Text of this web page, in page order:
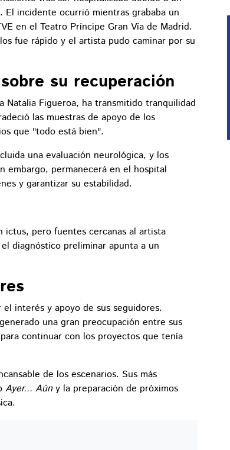
incidente ocurrió mientras grababa un
en el Teatro Príncipe Gran Vía de Madrid.
fue rápido y el artista pudo caminar por su
su recuperación
Natalia Figueroa, ha transmitido tranquilidad
las muestras de apoyo de los
que "todo está bien".
una evaluación neurológica, y los
embargo, permanecerá en el hospital
y garantizar su estabilidad.
ictus, pero fuentes cercanas al artista
diagnóstico preliminar apunta a un
interés y apoyo de sus seguidores.
una gran preocupación entre sus
continuar con los proyectos que tenía
de los escenarios. Sus más
Ayer... Aúny la preparación de próximos